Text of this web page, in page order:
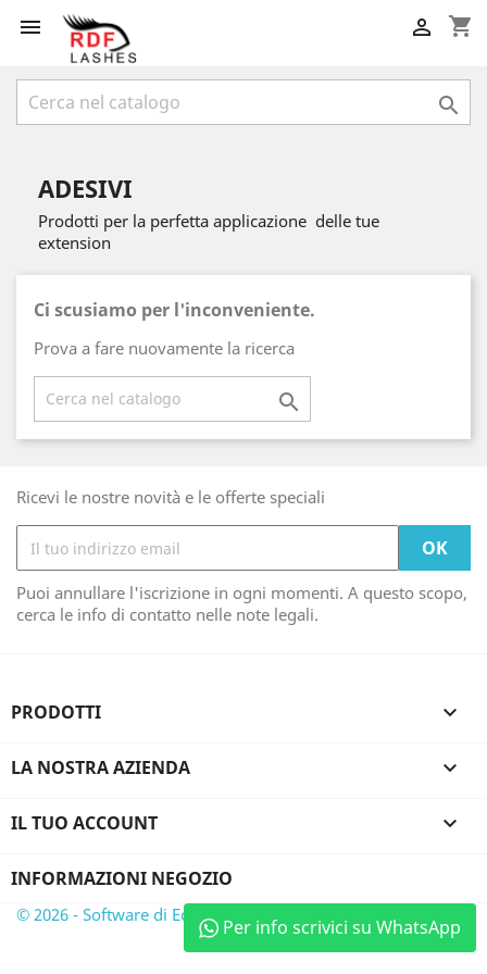
Per info scrivici su WhatsApp
 shopping_cart


ADESIVI
Prodotti per la perfetta applicazione delle tue
extension
Ci scusiamo per l'inconveniente.
Prova a fare nuovamente la ricerca

Ricevi le nostre novità e le offerte speciali
Puoi annullare l'iscrizione in ogni momenti. A questo scopo,
cerca le info di contatto nelle note legali.
PRODOTTI 
LA NOSTRA AZIENDA 
IL TUO ACCOUNT 
INFORMAZIONI NEGOZIO
© 2026 - Software di Ecommerce di PrestaShop™